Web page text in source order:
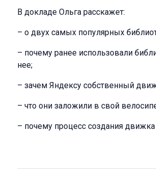
В докладе Ольга расскажет:
– о двух самых популярных
– почему ранее использовали
нее;
– зачем Яндексу собственный
– что они заложили в свой
– почему процесс создания движка